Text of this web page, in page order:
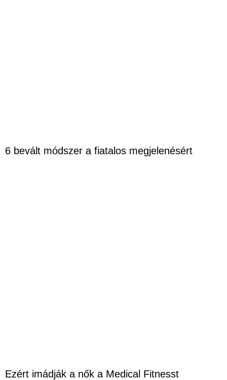
6 bevált módszer a fiatalos megjelenésért
Ezért imádják a nők a Medical Fitnesst